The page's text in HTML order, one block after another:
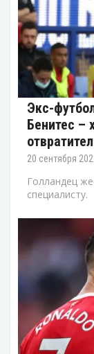
Экс-
Бенитес –
20 сентября
Голландец
специалисту.